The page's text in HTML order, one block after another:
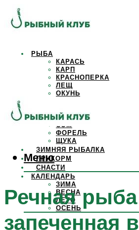
РЫБА
КАРАСЬ
КАРП
КРАСНОПЕРКА
ЛЕЩ
ОКУНЬ
САЗАН
СОМ
ФОРЕЛЬ
ЩУКА
ЗИМНЯЯ РЫБАЛКА
ПРИКОРМ
СНАСТИ
КАЛЕНДАРЬ
ЗИМА
ВЕСНА
ЛЕТО
ОСЕНЬ
Меню
Речная рыба
запеченная в